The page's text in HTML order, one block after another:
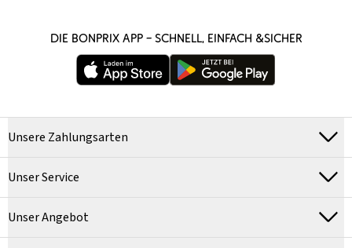
DIE BONPRIX APP – SCHNELL, EINFACH &SICHER
Unsere Zahlungsarten
Unser Service
Unser Angebot